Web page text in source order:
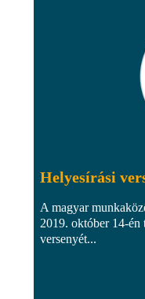
Helyesírási
A magyar
2019. október 14-én
versenyét...